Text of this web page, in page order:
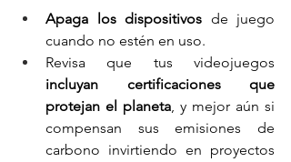
Apaga los dispositivos de juego
cuando no estén en uso.
incluyan certificaciones que
protejan el planeta, y mejor aún si
compensan sus emisiones de
carbono invirtiendo en proyectos